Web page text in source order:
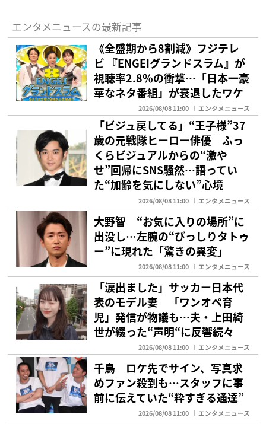
エンタメニュースの最新記事
《全盛期から8割減》フジテレ
ビ 『ENGEIグランドスラム』が
視聴率2.8％の衝撃…「日本一豪
華なネタ番組」が衰退したワケ
2026/08/08 11:00 エンタメニュース
「ビジュ戻してる」“王子様”37
歳の元戦隊ヒーロー俳優 ふっ
くらビジュアルからの“激や
せ”回帰にSNS騒然…語ってい
た“加齢を気にしない”心境
2026/08/08 11:00 エンタメニュース
大野智 “お気に入りの場所”に
出没し…左腕の“びっしりタトゥ
ー”に現れた「驚きの異変」
2026/08/08 11:00 エンタメニュース
「涙出ました」サッカー日本代
表のモデル妻 「ワンオペ育
児」発信が物議も…夫・上田綺
世が綴った“声明“に反響続々
2026/08/08 11:00 エンタメニュース
千鳥 ロケ先でサイン、写真求
めファン殺到も…スタッフに事
前に伝えていた“粋すぎる通達”
2026/08/08 11:00 エンタメニュース